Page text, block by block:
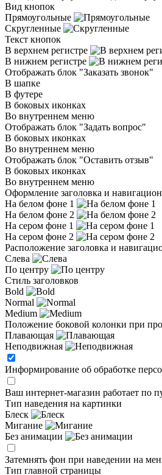
Вид кнопок
Прямоугольные
Скругленные
Текст кнопок
В верхнем регистре
В нижнем регистре
Отображать блок "Заказать звонок"
В шапке
В футере
В боковых иконках
Во внутреннем меню
Отображать блок "Задать вопрос"
В боковых иконках
Во внутреннем меню
Отображать блок "Оставить отзыв"
В боковых иконках
Во внутреннем меню
Оформление заголовка и
На белом фоне 1
На белом фоне 2
На сером фоне 1
На сером фоне 2
Расположение заголовка и
Слева
По центру
Стиль заголовков
Bold
Normal
Medium
Положение боковой колонки при
Плавающая
Неподвижная
Информирование об обработке
Ваш интернет-магазин работает по
Тип наведения на картинки
Блеск
Мигание
Без анимации
Затемнять фон при наведении на
Тип главной страницы